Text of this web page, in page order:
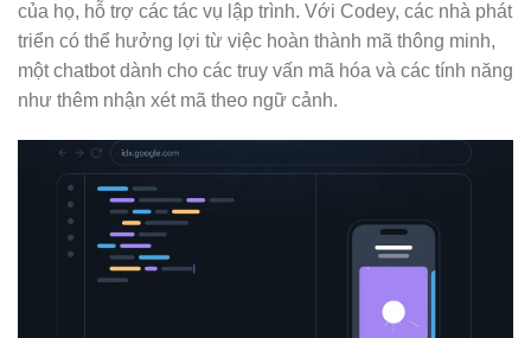
của họ, hỗ trợ các tác vụ lập trình. Với Codey, các nhà phát
triển có thể hưởng lợi từ việc hoàn thành mã thông minh,
một chatbot dành cho các truy vấn mã hóa và các tính năng
như thêm nhận xét mã theo ngữ cảnh.